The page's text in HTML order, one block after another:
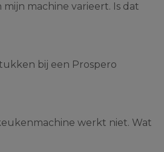
mijn machine varieert. Is dat
bij een Prospero
werkt niet. Wat